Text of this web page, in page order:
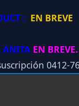
: EN BREVE
ANITA EN BREVE.
0412-